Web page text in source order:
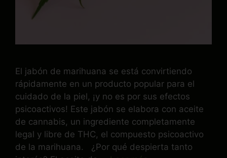
El jabón de marihuana se está convirtiendo
rápidamente en un producto popular para el
cuidado de la piel, ¡y no es por sus efectos
psicoactivos! Este jabón se elabora con aceite
de cannabis, un ingrediente completamente
legal y libre de THC, el compuesto psicoactivo
de la marihuana. ¿Por qué despierta tanto